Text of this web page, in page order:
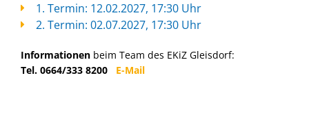
1. Termin: 12.02.2027, 17:30 Uhr
2. Termin: 02.07.2027, 17:30 Uhr
Informationen beim Team des EKiZ Gleisdorf:
Tel. 0664/333 8200 E-Mail